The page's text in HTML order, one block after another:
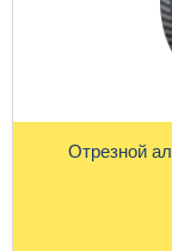
Отрезной